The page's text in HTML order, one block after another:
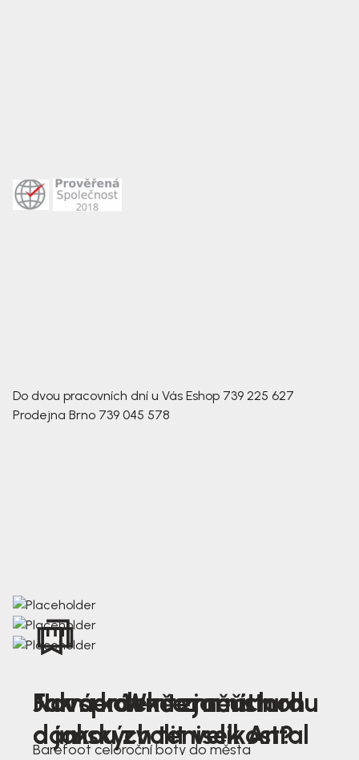
Do dvou pracovních dní u Vás Eshop 739 225 627
Prodejna Brno 739 045 578
Nová kolekce jarních
dámských tenisek Antal
Jak správně změřit nohu
a jakou zvolit velikost?
Farmer Winter mustard
Barefoot celoroční boty do města